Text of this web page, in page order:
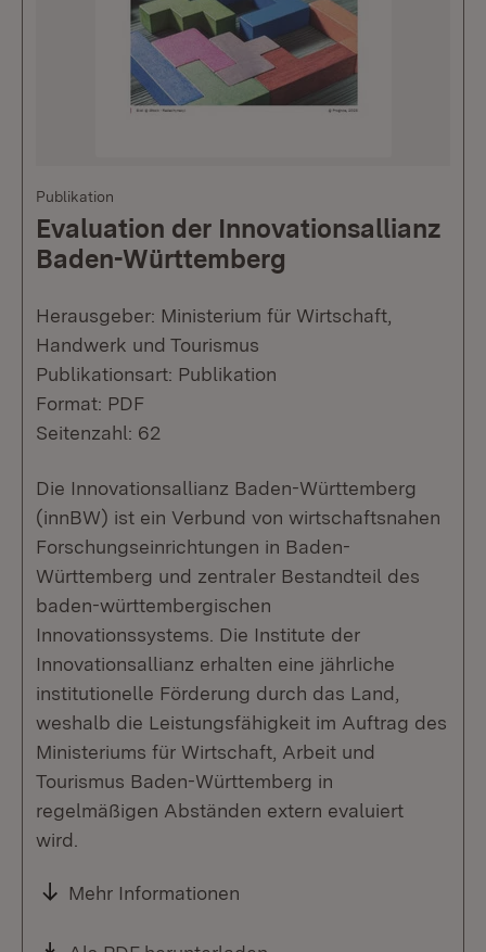
Publikation
Evaluation der Innovationsallianz
Baden-Württemberg
Herausgeber: Ministerium für Wirtschaft,
Handwerk und Tourismus
Publikationsart: Publikation
Format: PDF
Seitenzahl: 62
Die Innovationsallianz Baden-Württemberg
(innBW) ist ein Verbund von wirtschaftsnahen
Forschungseinrichtungen in Baden-
Württemberg und zentraler Bestandteil des
baden-württembergischen
Innovationssystems. Die Institute der
Innovationsallianz erhalten eine jährliche
institutionelle Förderung durch das Land,
weshalb die Leistungsfähigkeit im Auftrag des
Ministeriums für Wirtschaft, Arbeit und
Tourismus Baden-Württemberg in
regelmäßigen Abständen extern evaluiert
wird.
Mehr Informationen